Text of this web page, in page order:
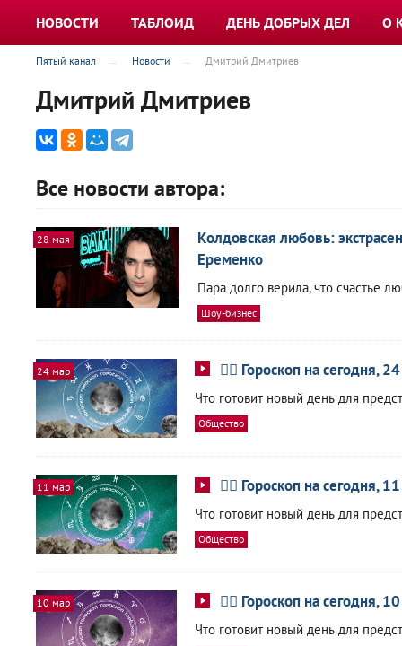
НОВОСТИ ТАБЛОИД ДЕНЬ ДОБРЫХ ДЕЛ О
Пятый канал Новости Дмитрий Дмитриев
Дмитрий Дмитриев
Все новости автора:
28 мая
Колдовская любовь:
Еременко
Пара долго верила, что счастье
Шоу-бизнес
24 мар 🧙‍♀ Гороскоп на сегодня,
Что готовит новый день для
Общество
11 мар 🧙‍♀ Гороскоп на сегодня,
Что готовит новый день для
Общество
10 мар 🧙‍♀ Гороскоп на сегодня,
Что готовит новый день для